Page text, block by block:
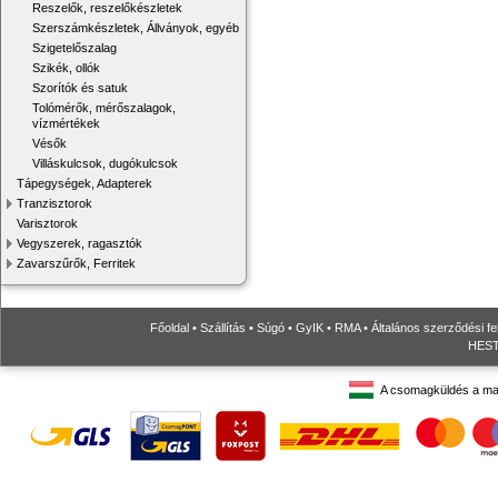
Reszelők, reszelőkészletek
Szerszámkészletek, Állványok, egyéb
Szigetelőszalag
Szikék, ollók
Szorítók és satuk
Tolómérők, mérőszalagok,
vízmértékek
Vésők
Villáskulcsok, dugókulcsok
Tápegységek, Adapterek
Tranzisztorok
Varisztorok
Vegyszerek, ragasztók
Zavarszűrők, Ferritek
Főoldal • Szállítás • Súgó • GyIK • RMA• Általános szerződési
A csomagküldés a